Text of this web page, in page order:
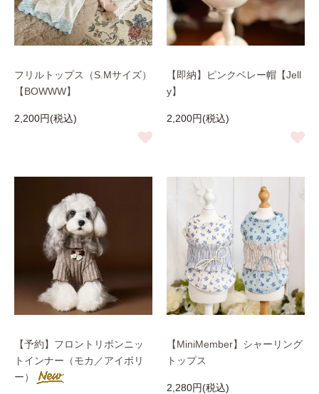
フリルトップス（S.Mサイズ）
【BOWWW】
2,200円(税込)
【即納】ピンクベレー帽【Jell
y】
2,200円(税込)
【予約】フロントリボンニッ
トインナー（モカ／アイボリ
ー）
【MiniMember】シャーリング
トップス
2,280円(税込)